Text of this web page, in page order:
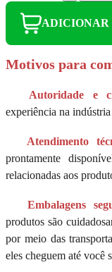
ADICIONAR
Motivos para
Autoridade e
experiência na
Atendimento
prontamente
relacionadas aos
Embalagens
produtos são
por meio das
eles cheguem até você